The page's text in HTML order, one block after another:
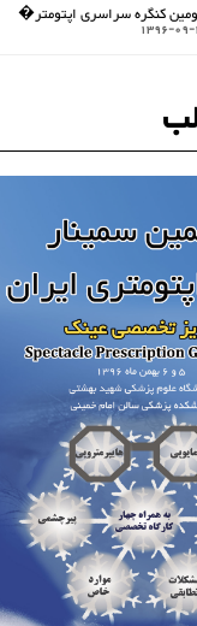
کنگره سراسری اپتومتر�
1396-